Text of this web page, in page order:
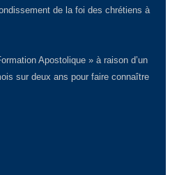
de la foi des chrétiens à
Apostolique » à raison d’un
sur deux ans pour faire connaître